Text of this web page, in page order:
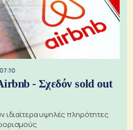
- Σχεδόν sold out
ιδιαίτερα υψηλές πληρότητες